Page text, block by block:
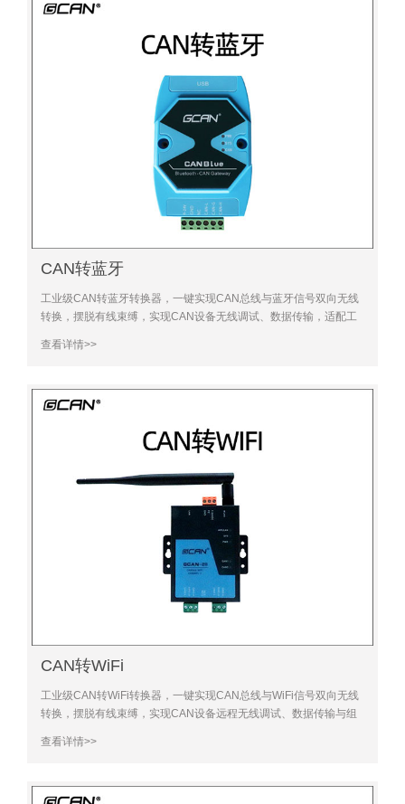
CAN转蓝牙
工业级CAN转蓝牙转换器，一键实现CAN总线与蓝牙信号双向无线
转换，摆脱有线束缚，实现CAN设备无线调试、数据传输，适配工
查看详情>>
CAN转WiFi
工业级CAN转WiFi转换器，一键实现CAN总线与WiFi信号双向无线
转换，摆脱有线束缚，实现CAN设备远程无线调试、数据传输与组
查看详情>>